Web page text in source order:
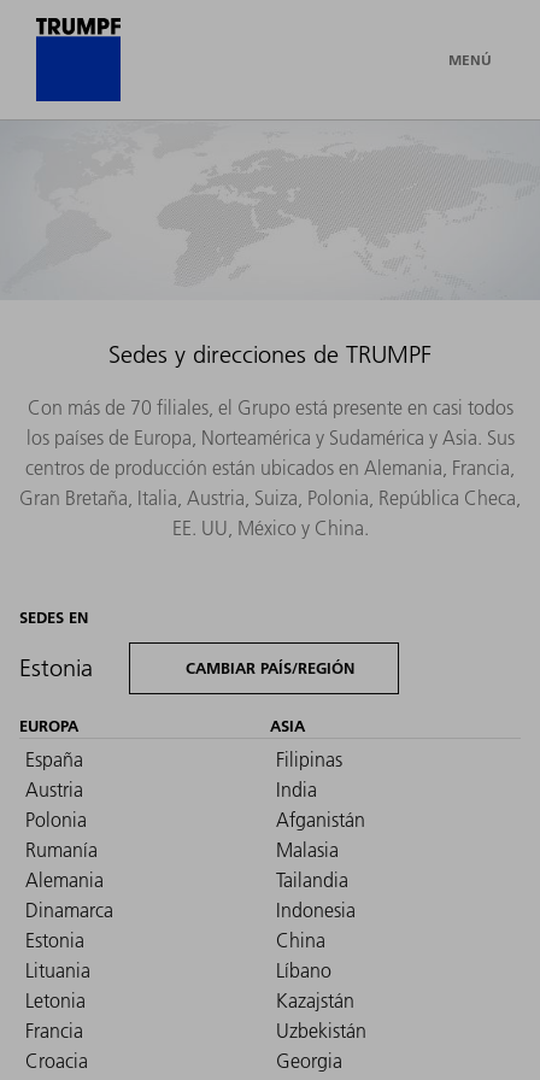
MENÚ
Sedes y direcciones de TRUMPF
Con más de 70 filiales, el Grupo está presente en casi todos
los países de Europa, Norteamérica y Sudamérica y Asia. Sus
centros de producción están ubicados en Alemania, Francia,
Gran Bretaña, Italia, Austria, Suiza, Polonia, República Checa,
EE. UU, México y China.
SEDES EN
Estonia CAMBIAR PAÍS/REGIÓN
EUROPA
España
Austria
Polonia
Rumanía
Alemania
Dinamarca
Estonia
Lituania
Letonia
Francia
Croacia
ASIA
Filipinas
India
Afganistán
Malasia
Tailandia
Indonesia
China
Líbano
Kazajstán
Uzbekistán
Georgia